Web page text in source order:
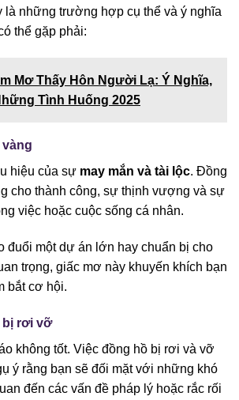
là những trường hợp cụ thể và ý nghĩa
thể gặp phải:
Mơ Thấy Hôn Người Lạ: Ý Nghĩa,
Tình Huống 2025
vàng
hiệu của sự may mắn và tài lộc. Đồng
cho thành công, sự thịnh vượng và sự
việc hoặc cuộc sống cá nhân.
đuổi một dự án lớn hay chuẩn bị cho
trọng, giấc mơ này khuyến khích bạn
bắt cơ hội.
bị rơi vỡ
không tốt. Việc đồng hồ bị rơi và vỡ
ý rằng bạn sẽ đối mặt với những khó
đến các vấn đề pháp lý hoặc rắc rối